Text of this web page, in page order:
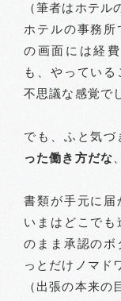
（筆者はホテル
ホテルの事務
の画面には経
も、やってい
不思議な感覚で
でも、ふと気づ
った働き方だな
書類が手元に届
いまはどこで
のまま承認のボ
っとだけノマド
（出張の本来の